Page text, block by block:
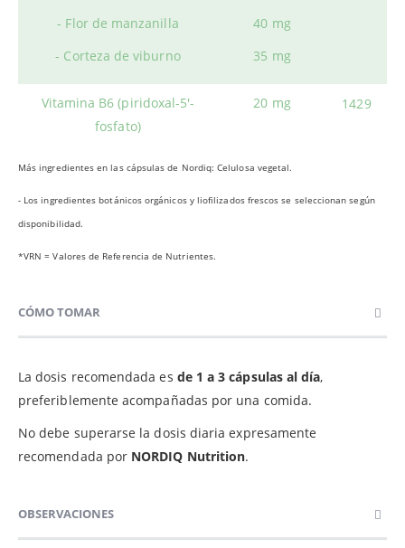
- Flor de manzanilla
- Corteza de viburno
40 mg
35 mg
Vitamina B6 (piridoxal-5'-
fosfato)
20 mg 1429
Más ingredientes en las cápsulas de Nordiq: Celulosa vegetal.
- Los ingredientes botánicos orgánicos y liofilizados frescos se seleccionansegún
disponibilidad.
*VRN = Valores de Referencia de Nutrientes.
CÓMO TOMAR
La dosis recomendada es de 1 a 3 cápsulas al día,
preferiblemente acompañadas por una comida.
No debe superarse la dosis diaria expresamente
recomendada por NORDIQ Nutrition.
OBSERVACIONES